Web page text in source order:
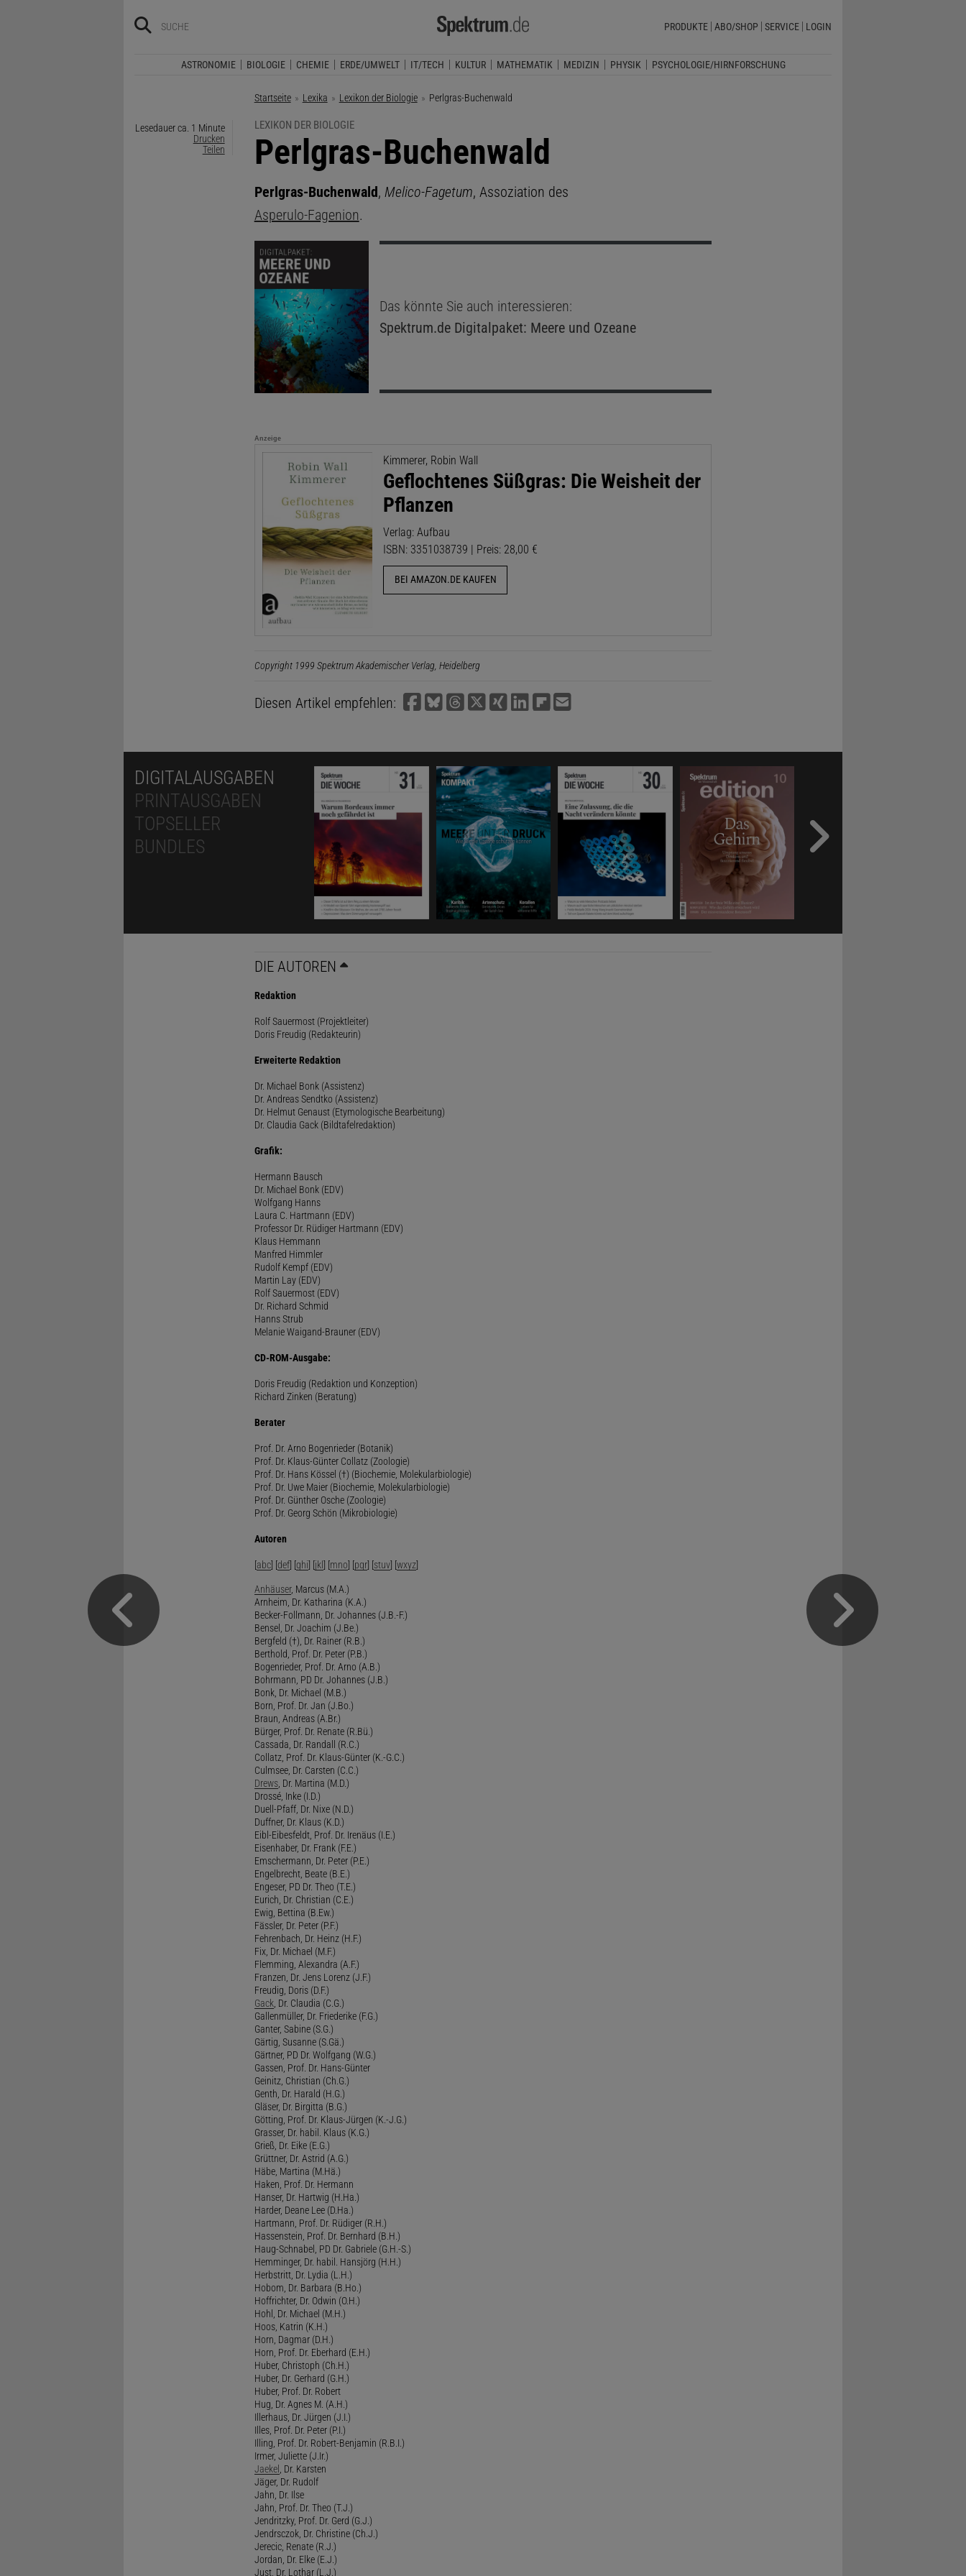
PRODUKTE ABO/SHOP SERVICE LOGIN
ASTRONOMIE BIOLOGIE CHEMIE ERDE/UMWELT IT/TECH KULTUR MATHEMATIK MEDIZIN PHYSIK PSYCHOLOGIE/HIRNFORSCHUNG
Startseite Lexika Lexikon der Biologie Aktuelle Seite:
Perlgras-Buchenwald
Lesedauer ca. 1 Minute
Drucken
Teilen
LEXIKON DER BIOLOGIE
:
Perlgras-Buchenwald
Perlgras-Buchenwald, Melico-Fagetum, Assoziation des
Asperulo-Fagenion.
Das könnte Sie auch interessieren:
Spektrum.deDigitalpaket: Meere und Ozeane
Anzeige
Kimmerer, Robin Wall
Geflochtenes Süßgras: Die Weisheit der
Pflanzen
Verlag: Aufbau
ISBN: 3351038739 | Preis: 28,00 €
BEI AMAZON.DE KAUFEN
Copyright 1999 Spektrum Akademischer Verlag, Heidelberg
Diesen Artikel empfehlen:
DIGITALAUSGABEN
PRINTAUSGABEN
TOPSELLER
BUNDLES
DIE AUTOREN
Redaktion
Rolf Sauermost (Projektleiter)
Doris Freudig (Redakteurin)
Erweiterte Redaktion
Dr. Michael Bonk (Assistenz)
Dr. Andreas Sendtko (Assistenz)
Dr. Helmut Genaust (Etymologische Bearbeitung)
Dr. Claudia Gack (Bildtafelredaktion)
Grafik:
Hermann Bausch
Dr. Michael Bonk (EDV)
Wolfgang Hanns
Laura C. Hartmann (EDV)
Professor Dr. Rüdiger Hartmann (EDV)
Klaus Hemmann
Manfred Himmler
Rudolf Kempf (EDV)
Martin Lay (EDV)
Rolf Sauermost (EDV)
Dr. Richard Schmid
Hanns Strub
Melanie Waigand-Brauner (EDV)
CD-ROM-Ausgabe:
Doris Freudig (Redaktion und Konzeption)
Richard Zinken (Beratung)
Berater
Prof. Dr. Arno Bogenrieder (Botanik)
Prof. Dr. Klaus-Günter Collatz (Zoologie)
Prof. Dr. Hans Kössel (†) (Biochemie, Molekularbiologie)
Prof. Dr. Uwe Maier (Biochemie, Molekularbiologie)
Prof. Dr. Günther Osche (Zoologie)
Prof. Dr. Georg Schön (Mikrobiologie)
Autoren
[abc] [def] [ghi] [jkl] [mno] [pqr] [stuv] [wxyz]
Anhäuser, Marcus (M.A.)
Arnheim, Dr. Katharina (K.A.)
Becker-Follmann, Dr. Johannes (J.B.-F.)
Bensel, Dr. Joachim (J.Be.)
Bergfeld (†), Dr. Rainer (R.B.)
Berthold, Prof. Dr. Peter (P.B.)
Bogenrieder, Prof. Dr. Arno (A.B.)
Bohrmann, PD Dr. Johannes (J.B.)
Bonk, Dr. Michael (M.B.)
Born, Prof. Dr. Jan (J.Bo.)
Braun, Andreas (A.Br.)
Bürger, Prof. Dr. Renate (R.Bü.)
Cassada, Dr. Randall (R.C.)
Collatz, Prof. Dr. Klaus-Günter (K.-G.C.)
Culmsee, Dr. Carsten (C.C.)
Drews, Dr. Martina (M.D.)
Drossé, Inke (I.D.)
Duell-Pfaff, Dr. Nixe (N.D.)
Duffner, Dr. Klaus (K.D.)
Eibl-Eibesfeldt, Prof. Dr. Irenäus (I.E.)
Eisenhaber, Dr. Frank (F.E.)
Emschermann, Dr. Peter (P.E.)
Engelbrecht, Beate (B.E.)
Engeser, PD Dr. Theo (T.E.)
Eurich, Dr. Christian (C.E.)
Ewig, Bettina (B.Ew.)
Fässler, Dr. Peter (P.F.)
Fehrenbach, Dr. Heinz (H.F.)
Fix, Dr. Michael (M.F.)
Flemming, Alexandra (A.F.)
Franzen, Dr. Jens Lorenz (J.F.)
Freudig, Doris (D.F.)
Gack, Dr. Claudia (C.G.)
Gallenmüller, Dr. Friederike (F.G.)
Ganter, Sabine (S.G.)
Gärtig, Susanne (S.Gä.)
Gärtner, PD Dr. Wolfgang (W.G.)
Gassen, Prof. Dr. Hans-Günter
Geinitz, Christian (Ch.G.)
Genth, Dr. Harald (H.G.)
Gläser, Dr. Birgitta (B.G.)
Götting, Prof. Dr. Klaus-Jürgen (K.-J.G.)
Grasser, Dr. habil. Klaus (K.G.)
Grieß, Dr. Eike (E.G.)
Grüttner, Dr. Astrid (A.G.)
Häbe, Martina (M.Hä.)
Haken, Prof. Dr. Hermann
Hanser, Dr. Hartwig (H.Ha.)
Harder, Deane Lee (D.Ha.)
Hartmann, Prof. Dr. Rüdiger (R.H.)
Hassenstein, Prof. Dr. Bernhard (B.H.)
Haug-Schnabel, PD Dr. Gabriele (G.H.-S.)
Hemminger, Dr. habil. Hansjörg (H.H.)
Herbstritt, Dr. Lydia (L.H.)
Hobom, Dr. Barbara (B.Ho.)
Hoffrichter, Dr. Odwin (O.H.)
Hohl, Dr. Michael (M.H.)
Hoos, Katrin (K.H.)
Horn, Dagmar (D.H.)
Horn, Prof. Dr. Eberhard (E.H.)
Huber, Christoph (Ch.H.)
Huber, Dr. Gerhard (G.H.)
Huber, Prof. Dr. Robert
Hug, Dr. Agnes M. (A.H.)
Illerhaus, Dr. Jürgen (J.I.)
Illes, Prof. Dr. Peter (P.I.)
Illing, Prof. Dr. Robert-Benjamin (R.B.I.)
Irmer, Juliette (J.Ir.)
Jaekel
, Dr. Karsten
Jäger, Dr. Rudolf
Jahn, Dr. Ilse
Jahn, Prof. Dr. Theo (T.J.)
Jendritzky, Prof. Dr. Gerd (G.J.)
Jendrsczok, Dr. Christine (Ch.J.)
Jerecic, Renate (R.J.)
Jordan, Dr. Elke (E.J.)
Just, Dr. Lothar (L.J.)